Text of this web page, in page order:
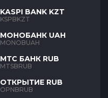
KASPI BANK KZT
KSPBKZT
МОНОБАНК UAH
MONOBUAH
МТС БАНК RUB
MTSBRUB
ОТКРЫТИЕ RUB
OPNBRUB